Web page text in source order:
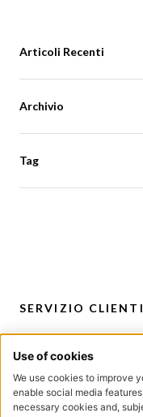
Articoli Recenti
Archivio
Tag
SERVIZIO CLIENTI